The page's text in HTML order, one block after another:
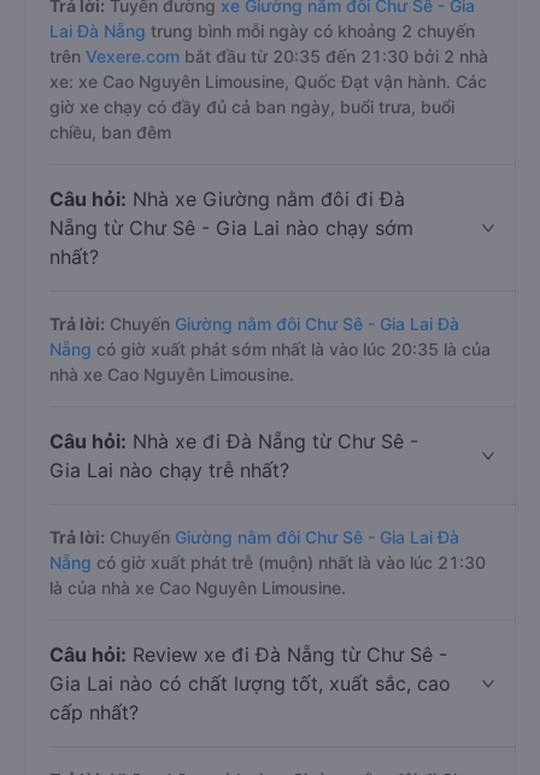
Trả lời: Tuyến đường xe Giường nằm đôi Chư Sê - Gia
Lai Đà Nẵng trung bình mỗi ngày có khoảng 2 chuyến
trên Vexere.com bắt đầu từ 20:35 đến 21:30 bởi 2 nhà
xe: xe Cao Nguyên Limousine, Quốc Đạt vận hành. Các
giờ xe chạy có đầy đủ cả ban ngày, buổi trưa, buổi
chiều, ban đêm
Câu hỏi: Nhà xe Giường nằm đôi đi Đà
Nẵng từ Chư Sê - Gia Lai nào chạy sớm
nhất?
Trả lời: Chuyến Giường nằm đôi Chư Sê - Gia Lai Đà
Nẵng có giờ xuất phát sớm nhất là vào lúc 20:35 là của
nhà xe Cao Nguyên Limousine.
Câu hỏi: Nhà xe đi Đà Nẵng từ Chư Sê -
Gia Lai nào chạy trễ nhất?
Trả lời: Chuyến Giường nằm đôi Chư Sê - Gia Lai Đà
Nẵng có giờ xuất phát trễ (muộn) nhất là vào lúc 21:30
là của nhà xe Cao Nguyên Limousine.
Câu hỏi: Review xe đi Đà Nẵng từ Chư Sê -
Gia Lai nào có chất lượng tốt, xuất sắc, cao
cấp nhất?